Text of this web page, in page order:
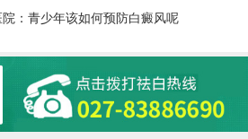
：青少年该如何预防白癜风呢